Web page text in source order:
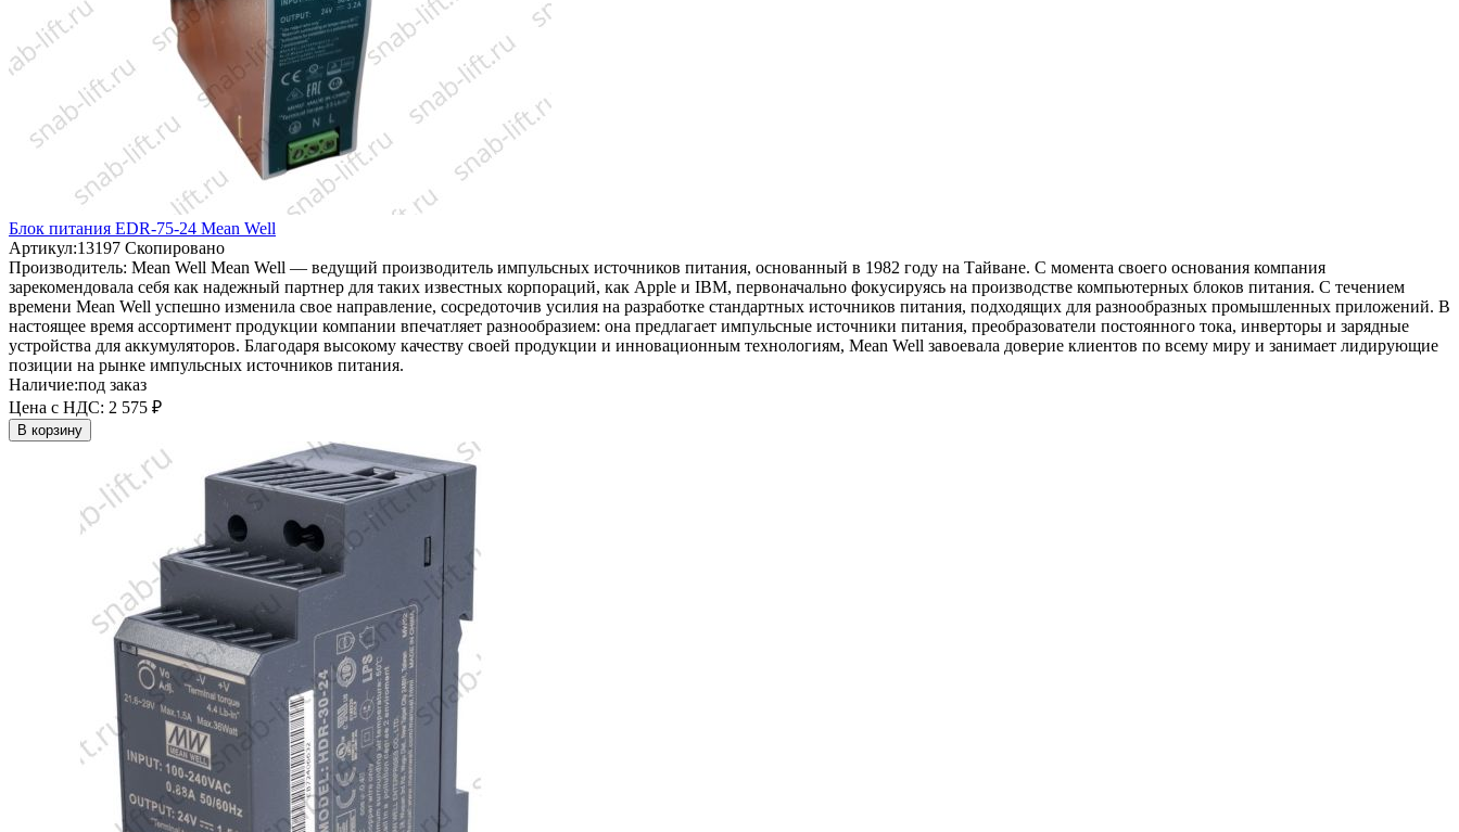
Блок питания EDR-75-24 Mean Well
Артикул:13197 Скопировано
Производитель: Mean Well Mean Well — ведущий производитель импульсных источников питания, основанный в 1982 году на Тайване. С момента своего основания компания
зарекомендовала себя как надежный партнер для таких известных корпораций, как Apple и IBM, первоначально фокусируясь на производстве компьютерных блоков питания. С течением
времени Mean Well успешно изменила свое направление, сосредоточив усилия на разработке стандартных источников питания, подходящих для разнообразных промышленных приложений. В
настоящее время ассортимент продукции компании впечатляет разнообразием: она предлагает импульсные источники питания, преобразователи постоянного тока, инверторы и зарядные
устройства для аккумуляторов. Благодаря высокому качеству своей продукции и инновационным технологиям, Mean Well завоевала доверие клиентов по всему миру и занимает лидирующие
позиции на рынке импульсных источников питания.
Наличие:под заказ
Цена с НДС: 2 575 ₽
В корзину